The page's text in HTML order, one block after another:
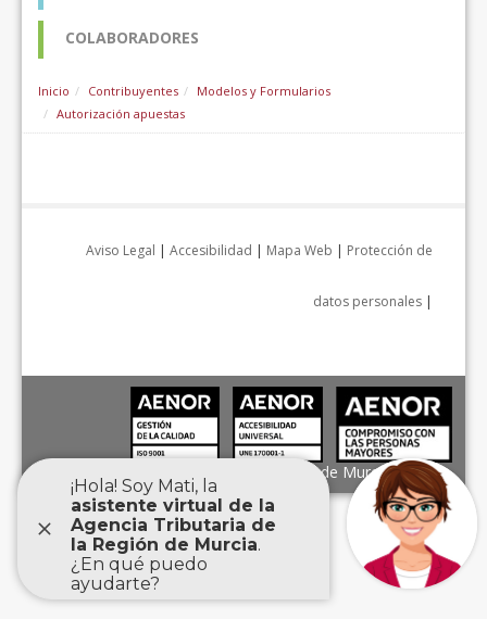
COLABORADORES
Inicio Contribuyentes
Modelos y Formularios
Autorización apuestas
Aviso Legal | Accesibilidad | Mapa Web | Protección de
datos personales |
Agencia Tributaria de la Región de Murcia